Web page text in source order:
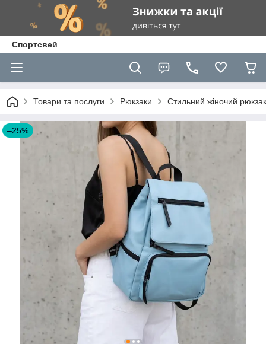
Спортсвей
Товари та послуги Рюкзаки Стильний жіночий
–25%